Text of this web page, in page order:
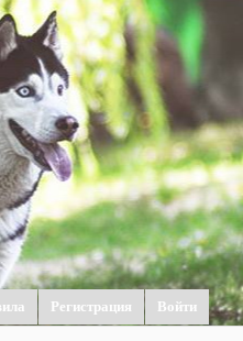
Регистрация Войти